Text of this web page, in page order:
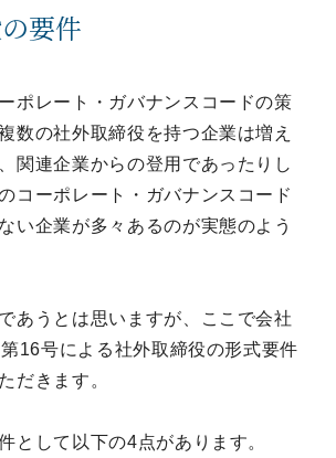
要件
ポレート・ガバナンスコードの策
数の社外取締役を持つ企業は増え
関連企業からの登用であったりし
コーポレート・ガバナンスコード
い企業が多々あるのが実態のよう
あうとは思いますが、ここで会社
16号による社外取締役の形式要件
だきます。
として以下の4点があります。